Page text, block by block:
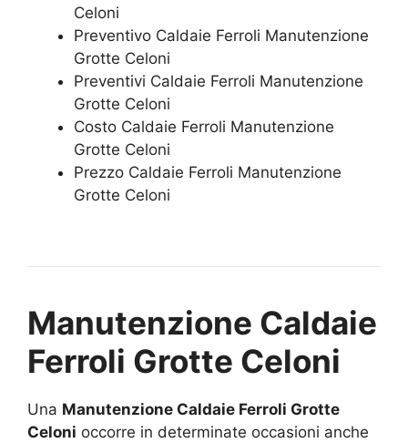
Celoni
Preventivo Caldaie Ferroli Manutenzione
Grotte Celoni
Preventivi Caldaie Ferroli Manutenzione
Grotte Celoni
Costo Caldaie Ferroli Manutenzione
Grotte Celoni
Prezzo Caldaie Ferroli Manutenzione
Grotte Celoni
Manutenzione Caldaie
Ferroli Grotte Celoni
Una Manutenzione Caldaie Ferroli Grotte
Celoni occorre in determinate occasioni anche